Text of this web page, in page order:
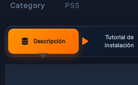
Category
PS5
Descripción
Tutorial de
instalación